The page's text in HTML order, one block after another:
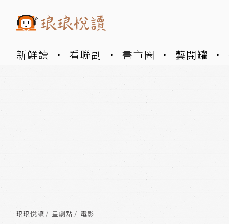
新鮮讀 看聯副 書市圈 藝開罐
琅琅悅讀 星劇點 電影